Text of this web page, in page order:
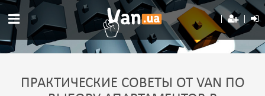
ПРАКТИЧЕСКИЕ СОВЕТЫ ОТ VAN ПО